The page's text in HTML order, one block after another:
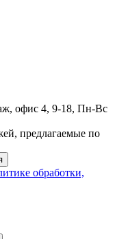
офис 4, 9-18, Пн-Вс
предлагаемые по
обработки,